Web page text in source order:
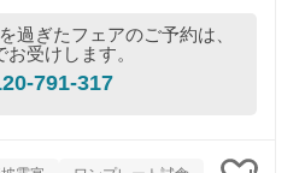
過ぎたフェアのご予約は、
お受けします。
791-317